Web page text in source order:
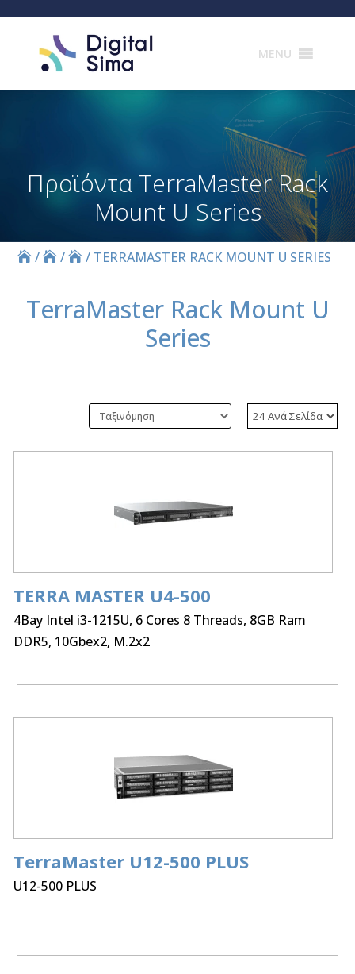
MENU
Προϊόντα TerraMaster Rack
Mount U Series
/ / / TERRAMASTER RACK MOUNT U SERIES
TerraMaster Rack Mount U
Series
TERRA MASTER U4-500
4Bay Intel i3-1215U, 6 Cores 8 Threads, 8GB Ram
DDR5, 10Gbex2, M.2x2
TerraMaster U12-500 PLUS
U12-500 PLUS
Threads